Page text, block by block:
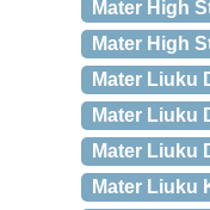
Mater High
Mater High
Mater Liuku
Mater Liuku
Mater Liuku
Mater Liuku